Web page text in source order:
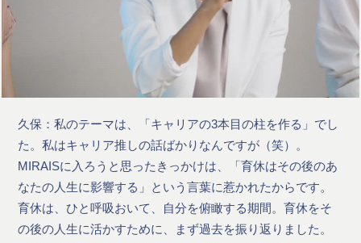
久保：私のテーマは、「キャリアの3本目の柱を作る」でし
た。私はキャリア推しの話ばかりなんですが（笑）。
MIRAISに入ろうと思ったきっかけは、「育休はその後のあ
なたの人生に影響する」という言葉に惹かれたからです。
育休は、ひと呼吸おいて、自分を俯瞰する期間。育休をそ
の後の人生に活かすために、まず過去を振り返りました。